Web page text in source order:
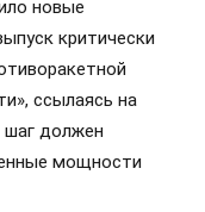
новые
критически
ссылаясь на
должен
мощности